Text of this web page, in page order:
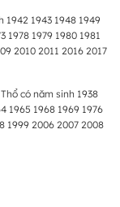
1942 1943 1948 1949
1978 1979 1980 1981
2010 2011 2016 2017
có năm sinh 1938
1965 1968 1969 1976
1999 2006 2007 2008